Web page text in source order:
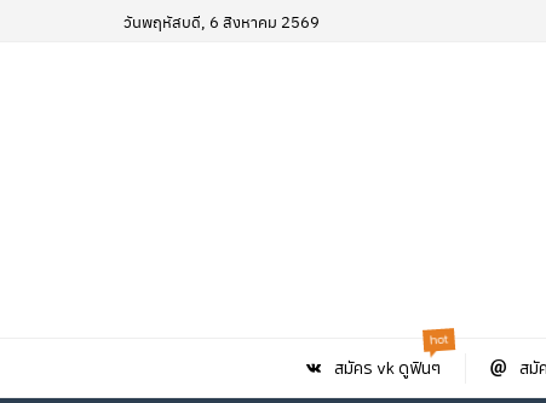
วันพฤหัสบดี, 6 สิงหาคม 2569
สมัคร vk ดูฟินๆ
hot
สมั